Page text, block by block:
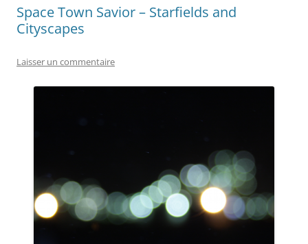
Space Town Savior – Starfields and
Cityscapes
Laisser un commentaire